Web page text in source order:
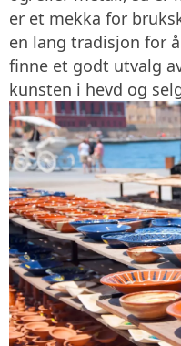
er et mekka for
en lang tradisjon for
finne et godt utvalg
kunsten i hevd og